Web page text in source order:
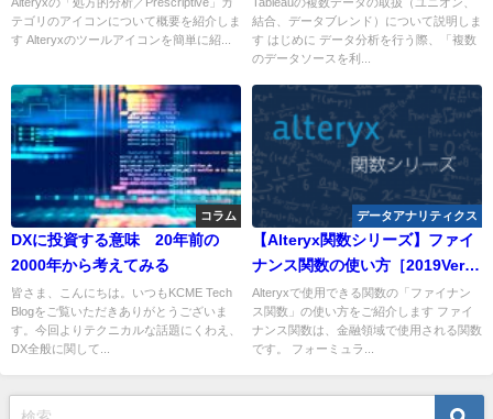
テゴリのアイコンについて概要を紹介しま
す Alteryxのツールアイコンを簡単に紹...
結合、データブレンド）について説明しま
す はじめに データ分析を行う際、「複数
のデータソースを利...
コラム
DXに投資する意味 20年前の
2000年から考えてみる
皆さま、こんにちは。いつもKCME Tech
Blogをご覧いただきありがとうございま
す。今回よりテクニカルな話題にくわえ、
DX全般に関して...
データアナリティクス
【Alteryx関数シリーズ】ファイ
ナンス関数の使い方［2019Ver.
対応］
Alteryxで使用できる関数の「ファイナン
ス関数」の使い方をご紹介します ファイ
ナンス関数は、金融領域で使用される関数
です。 フォーミュラ...